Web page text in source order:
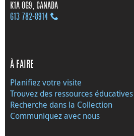
K1A 0G9, CANADA
613 782‑8914
À FAIRE
Planifiez votre visite
Trouvez des ressources éducatives
Recherche dans la Collection
Communiquez avec nous